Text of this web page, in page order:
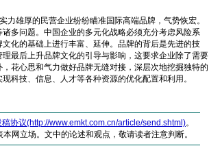
雄厚的民营企业纷纷瞄准国际高端品牌，气势恢宏。
多问题。中国企业的多元化战略必须充分考虑风险系
化的基础上进行丰富、延伸。品牌的背后是先进的技
最后上升品牌文化的引导与影响，这要求企业除了需要
花心思和气力做好品牌无缝对接，深层次地挖掘独特的
科技、信息、人才等各种资源的优化配置和利用。
稿协议(http://www.emkt.com.cn/article/send.shtml)。
网立场。文中的论述和观点，敬请读者注意判断。